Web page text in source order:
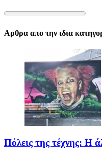
Αρθρα απο την ιδια
Πόλεις της τέχνης: Η